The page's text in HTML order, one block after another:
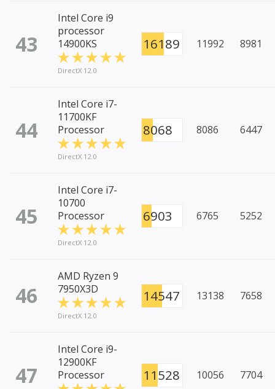
43
Intel Core i9
processor
14900KS
DirectX 12.0
16189 11992 8981
44
Intel Core i7-
11700KF
Processor
DirectX 12.0
8068 8086 6447
45
Intel Core i7-
10700
Processor
DirectX 12.0
6903 6765 5252
46
AMD Ryzen 9
7950X3D
DirectX 12.0
14547 13138 7658
47
Intel Core i9-
12900KF
Processor
11528 10056 7704